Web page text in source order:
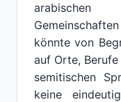
könnte von
auf Orte,
semitischen
keine